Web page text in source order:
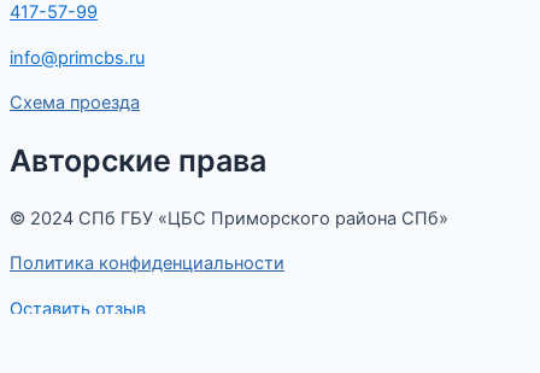
417-57-99
info@primcbs.ru
Схема проезда
Авторские права
© 2024 СПб ГБУ «ЦБС Приморского района СПб»
Политика конфиденциальности
Оставить отзыв